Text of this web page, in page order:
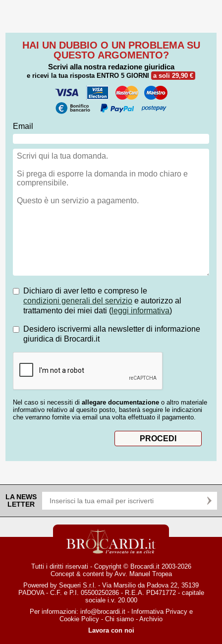
HAI UN DUBBIO O UN PROBLEMA SU
QUESTO ARGOMENTO?
Scrivi alla nostra redazione giuridica
e ricevi la tua risposta ENTRO 5 GIORNI a soli 29,90 €
Email
Dichiaro di aver letto e compreso le
condizioni generali del servizio e autorizzo al
trattamento dei miei dati ( leggi informativa)
Desidero iscrivermi alla newsletter di informazione
giuridica di Brocardi.it
Nel caso si necessiti di allegare documentazione o altro materiale
informativo relativo al quesito posto, basterà seguire le indicazioni
che verranno fornite via email una volta effettuato il pagamento.
LA NEWS
LETTER
Tutti i diritti riservati - Copyright © Brocardi.it 2003-2026
Concept & content by Avv. Manuel Tropea
Powered by Sequeri S.r.l. - Via Marsilio da Padova 22, 35139
PADOVA - C.F. e P.I. 05500250286 - R.E.A. PD471772 - capitale
sociale i.v. 20.000
Per informazioni: info@brocardi.it- Informativa Privacye
Cookie Policy - Chi siamo - Archivio
Lavora con noi